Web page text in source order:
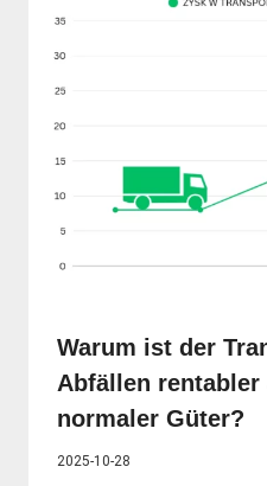
Warum ist der
Abfällen
normaler Güter?
2025-10-28